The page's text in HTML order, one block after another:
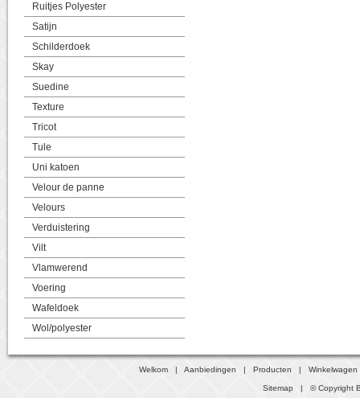
Ruitjes Polyester
Satijn
Schilderdoek
Skay
Suedine
Texture
Tricot
Tule
Uni katoen
Velour de panne
Velours
Verduistering
Vilt
Vlamwerend
Voering
Wafeldoek
Wol/polyester
Welkom |Aanbiedingen |Producten |Winkelwagen
Sitemap | © Copyright